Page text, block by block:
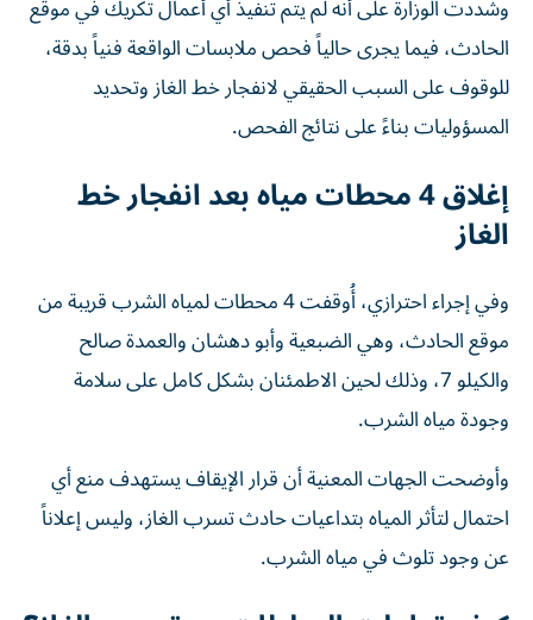
وشددت الوزارة على أنه لم يتم تنفيذ أي أعمال تكريك في موقع
الحادث، فيما يجرى حالياً فحص ملابسات الواقعة فنياً بدقة،
للوقوف على السبب الحقيقي لانفجار خط الغاز وتحديد
المسؤوليات بناءً على نتائج الفحص.
إغلاق 4 محطات مياه بعد انفجار خط
الغاز
وفي إجراء احترازي، أُوقفت 4 محطات لمياه الشرب قريبة من
موقع الحادث، وهي الضبعية وأبو دهشان والعمدة صالح
والكيلو 7، وذلك لحين الاطمئنان بشكل كامل على سلامة
وجودة مياه الشرب.
وأوضحت الجهات المعنية أن قرار الإيقاف يستهدف منع أي
احتمال لتأثر المياه بتداعيات حادث تسرب الغاز، وليس إعلاناً
عن وجود تلوث في مياه الشرب.